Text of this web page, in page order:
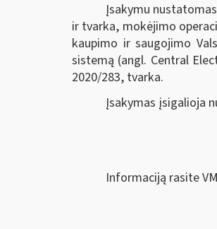
Įsakymu
ir tvarka, mokėjimo
kaupimo ir saugojimo
sistemą (angl. Central
2020/283, tvarka.
Įsakymas įsigalioja
Informaciją rasite